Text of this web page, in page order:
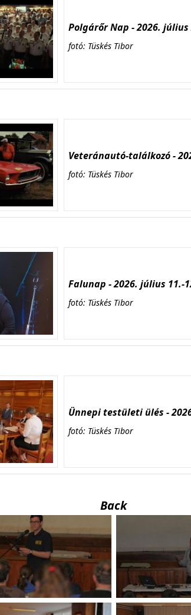
Polgárőr Nap - 2026. július
fotó: Tüskés Tibor
Veteránautó-találkozó -
fotó: Tüskés Tibor
Falunap - 2026. július 11.-
fotó: Tüskés Tibor
Ünnepi testületi ülés -
fotó: Tüskés Tibor
Back